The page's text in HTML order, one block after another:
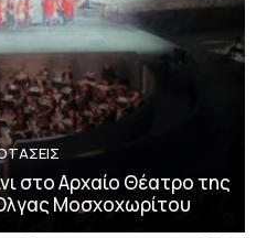
στο Αρχαίο Θέατρο της
Μοσχοχωρίτου